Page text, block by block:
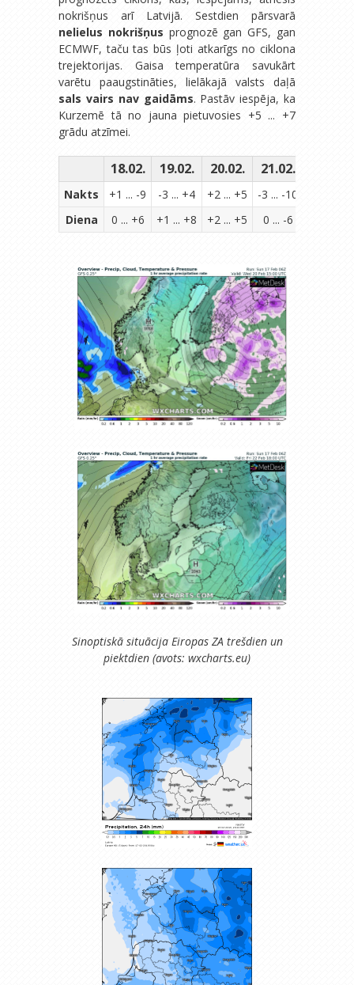
nokrišņus arī Latvijā. Sestdien pārsvarā
nelielus nokrišņus prognozē gan GFS, gan
ECMWF, taču tas būs ļoti atkarīgs no ciklona
trejektorijas. Gaisa temperatūra savukārt
varētu paaugstināties, lielākajā valsts daļā
sals vairs nav gaidāms. Pastāv iespēja, ka
Kurzemē tā no jauna pietuvosies +5 ... +7
grādu atzīmei.
18.02. 19.02. 20.02. 21.02.
Nakts +1 ... -9 -3 ... +4 +2 ... +5 -3 ... -10
Diena
0 ... +6 +1 ... +8 +2 ... +5 0 ... -6
Sinoptiskā situācija Eiropas ZA trešdien un
piektdien (avots: wxcharts.eu)